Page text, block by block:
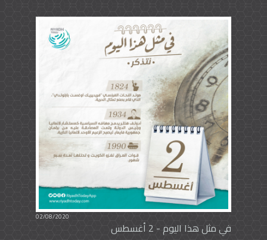
02/08/2020
في مثل هذا اليوم - 2 أغسطس